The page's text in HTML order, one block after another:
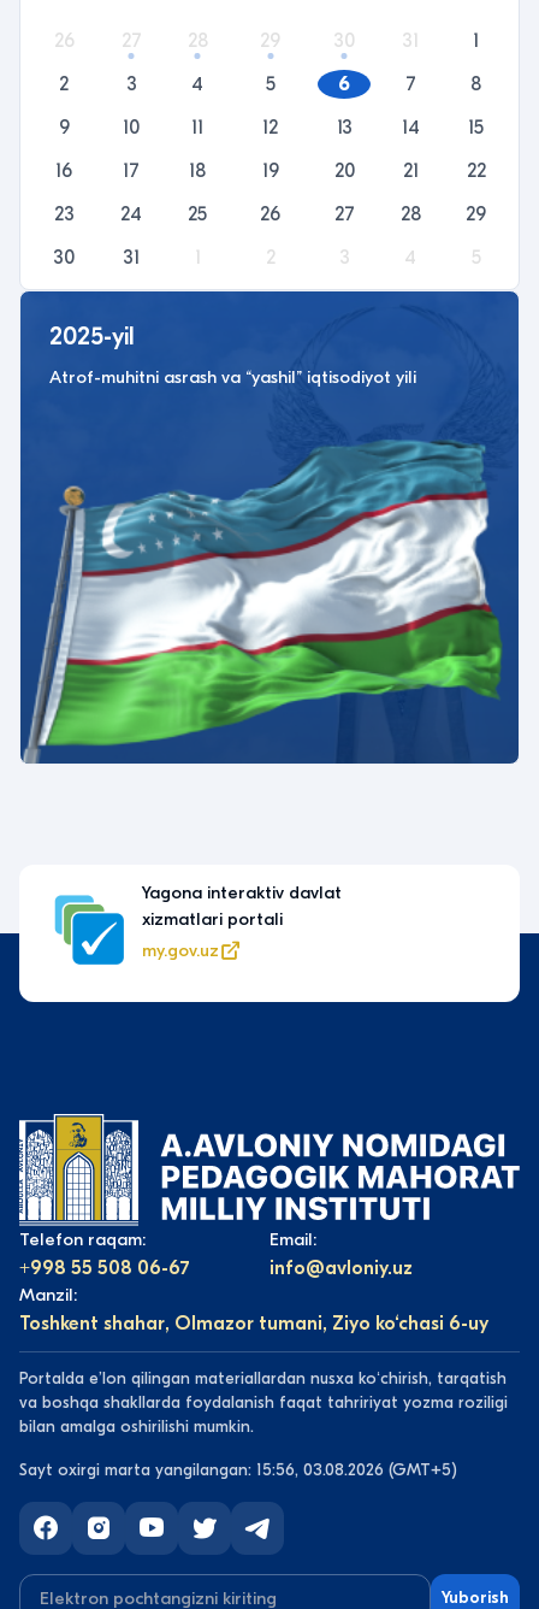
26 27 28 29 30 31
1
2
3 4 5 6 7
8
9
10 11 12 13 14
15
16
17 18 19 20 21
22
23
24 25 26 27 28
29
30
31 2 3 4 5
2025-yil
Atrof-muhitni asrash va “yashil” iqtisodiyot yili
Yagona interaktiv davlat
xizmatlari portali
my.gov.uz
Telefon raqam:
+998 55 508 06-67
Email:
info@avloniy.uz
Manzil:
Toshkent shahar, Olmazor tumani, Ziyo ko‘chasi 6-uy
Portalda eʼlon qilingan materiallardan nusxa koʻchirish, tarqatish
va boshqa shakllarda foydalanish faqat tahririyat yozma roziligi
bilan amalga oshirilishi mumkin.
Sayt oxirgi marta yangilangan: 15:56, 03.08.2026 (GMT+5)
Yuborish